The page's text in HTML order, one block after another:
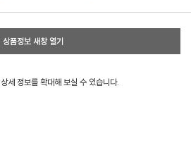
상품정보 새창 열기
상세 정보를 확대해 보실 수 있습니다.